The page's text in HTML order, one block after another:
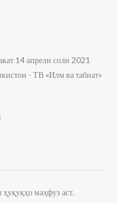
14 апрели соли 2021
- ТВ «Илм ва табиат»
маҳфуз аст.